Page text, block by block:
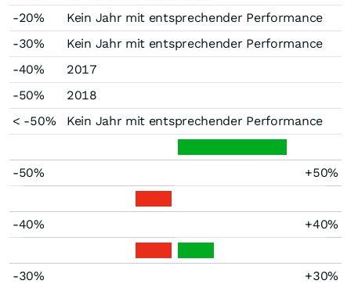
-20%
Kein Jahr mit entsprechender Performance
-30%
Kein Jahr mit entsprechender Performance
-40%
2017
-50%
2018
< -50%
Kein Jahr mit entsprechender Performance
-50% +50%
-40% +40%
-30% +30%